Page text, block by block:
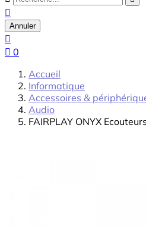

Annuler

 0
Accueil
Informatique
Accessoires &
Audio
FAIRPLAY ONYX